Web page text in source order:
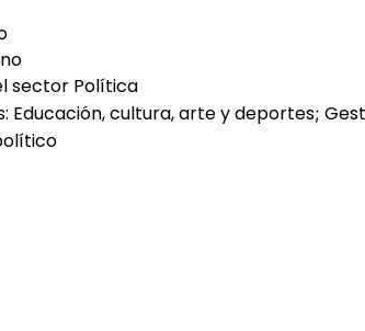
sector Política
Educación, cultura, arte y deportes;